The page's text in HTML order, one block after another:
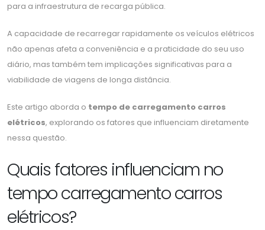
para a infraestrutura de recarga pública.
A capacidade de recarregar rapidamente os veículos elétricos
não apenas afeta a conveniência e a praticidade do seu uso
diário, mas também tem implicações significativas para a
viabilidade de viagens de longa distância.
Este artigo aborda o tempo de carregamento carros
elétricos, explorando os fatores que influenciam diretamente
nessa questão.
Quais fatores influenciam no
tempo carregamento carros
elétricos?